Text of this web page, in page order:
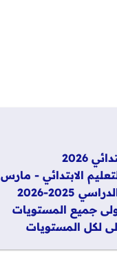
2026
الابتدائي - مارس 2026
2026
جميع المستويات
لكل المستويات